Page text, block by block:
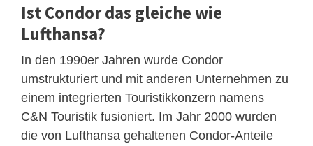
Ist Condor das gleiche wie
Lufthansa?
In den 1990er Jahren wurde Condor
umstrukturiert und mit anderen Unternehmen zu
einem integrierten Touristikkonzern namens
C&N Touristik fusioniert. Im Jahr 2000 wurden
die von Lufthansa gehaltenen Condor-Anteile